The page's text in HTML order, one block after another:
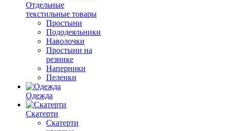
Отдельные
текстильные товары
Простыни
Пододеяльники
Наволочки
Простыни на
резинке
Наперники
Пеленки
Одежда
Скатерти
Скатерти